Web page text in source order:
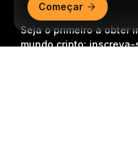
Seja o primeiro a obter
mundo cripto:
Começar